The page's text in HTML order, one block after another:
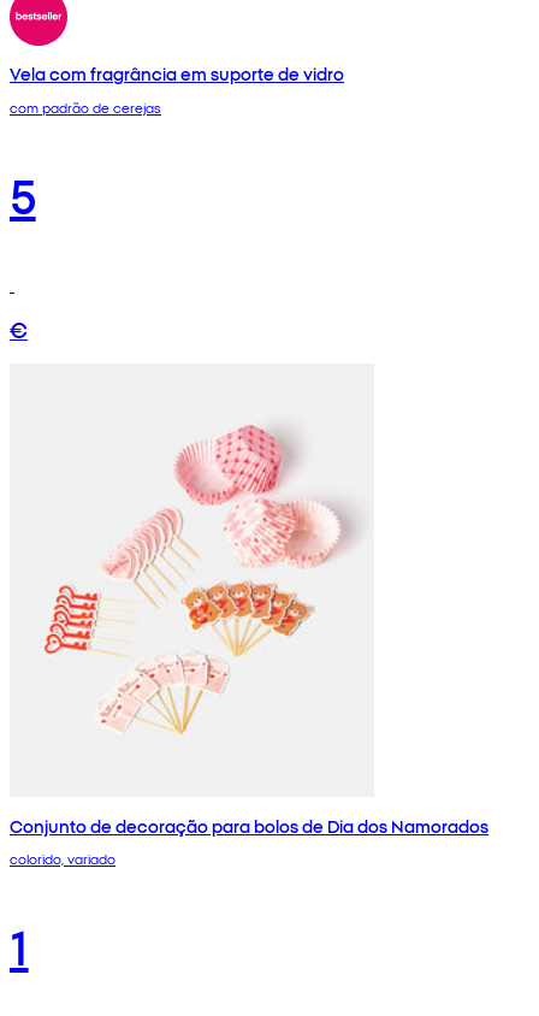
Vela com fragrância em suporte de vidro
com padrão de cerejas
5
€
Conjunto de decoração para bolos de Dia dos Namorados
colorido, variado
1